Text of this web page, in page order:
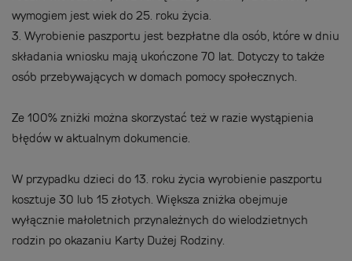
wymogiem jest wiek do 25. roku życia.
3. Wyrobienie paszportu jest bezpłatne dla osób, które w dniu
składania wniosku mają ukończone 70 lat. Dotyczy to także
osób przebywających w domach pomocy społecznych.
Ze 100% zniżki można skorzystać też w razie wystąpienia
błędów w aktualnym dokumencie.
W przypadku dzieci do 13. roku życia wyrobienie paszportu
kosztuje 30 lub 15 złotych. Większa zniżka obejmuje
wyłącznie małoletnich przynależnych do wielodzietnych
rodzin po okazaniu Karty Dużej Rodziny.